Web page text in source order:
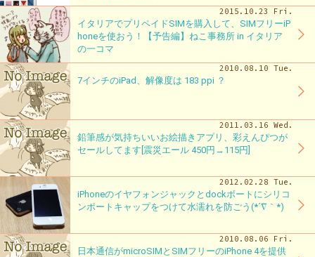
2015.10.23 Fri.
イタリアでプリペイドSIMを購入して、SIMフリーiP
honeを使おう！【予告編】ねこ事務所 in イタリア
の一コマ
2010.08.10 Tue.
7インチのiPad、解像度は 183 ppi ？
2011.03.16 Wed.
鉛筆感が気持ちいいお絵描きアプリ、彩えんぴつが
セールしてます[震災エール 450円→115円]
2012.02.28 Tue.
iPhoneのイヤフォンジャックとdockボートにシリコ
ンポートキャップをつけて水濡れを防ごう(*´∇｀*)
2010.08.06 Fri.
日本通信がmicroSIMとSIMフリーのiPhone 4を提供